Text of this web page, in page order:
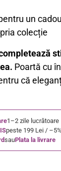
un
colecție
Poartă cu
că
1–2 zile lucrătoare
peste 199 Lei /
sauPlata la livrare